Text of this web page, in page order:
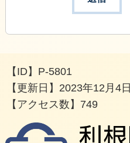
【ID】 P-5801
【更新日】 2023年12月4日
【アクセス数】 749